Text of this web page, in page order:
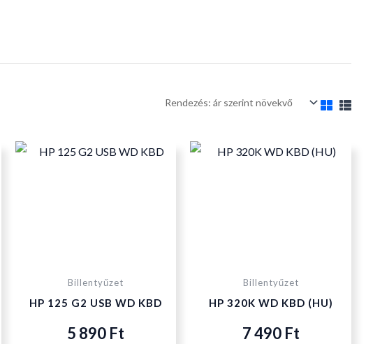
Billentyűzet
HP 125 G2 USB WD KBD
5 890 Ft
Billentyűzet
HP 320K WD KBD (HU)
7 490 Ft